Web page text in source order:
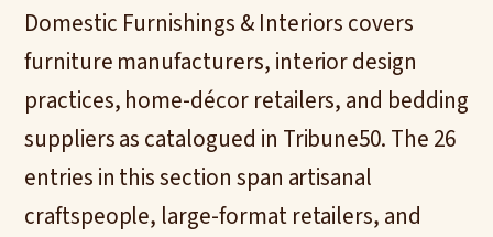
Domestic Furnishings & Interiors covers
furniture manufacturers, interior design
practices, home-décor retailers, and bedding
suppliers as catalogued in Tribune50. The 26
entries in this section span artisanal
craftspeople, large-format retailers, and